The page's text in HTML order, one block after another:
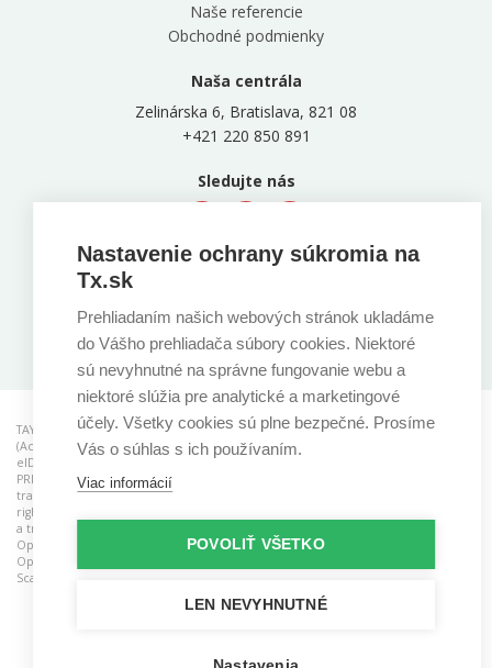
Naše referencie
Obchodné podmienky
Naša centrála
Zelinárska 6, Bratislava, 821 08
+421 220 850 891
Sledujte nás
Stiahnite si našu aplikáciu
TAYLLORCOX is a RCB (Registered Certification Body) for ISO standards, ACO
(Accredited Consulting Organisation), CAB (Conformity Assessment Body) for
eIDAS and ATO (Accredited Training Organisastion). AgileSHIFT
PRINCE2 Agile , MSP , MoP
trademarks of the PeopleCert group. Used under licence from PeopleCert. All
rights reserved. TOGAF
a trademark of The Open Group. TOGAF
Open Group Certification logo (Open O and check™) are trademarks of The
Open Group. SAFe and Scaled Agile Framework are registered trademarks of
Scaled Agile, Inc.
Nastavenie ochrany súkromia na
Tx.sk
Prehliadaním našich webových stránok ukladáme
do Vášho prehliadača súbory cookies. Niektoré
sú nevyhnutné na správne fungovanie webu a
niektoré slúžia pre analytické a marketingové
účely. Všetky cookies sú plne bezpečné. Prosíme
Vás o súhlas s ich používaním.
Viac informácií
POVOLIŤ VŠETKO
LEN NEVYHNUTNÉ